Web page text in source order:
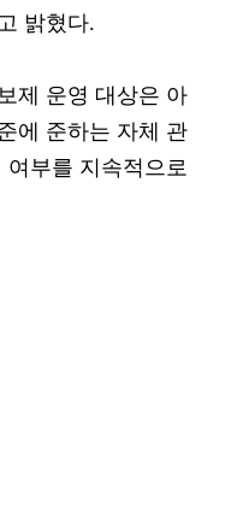
밝혔다.
제 운영 대상은 아
에 준하는 자체 관
여부를 지속적으로